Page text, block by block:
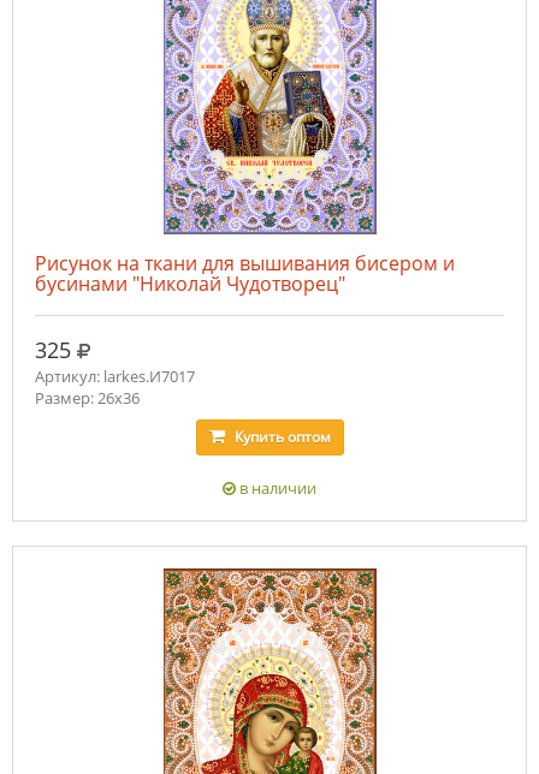
Рисунок на ткани для вышивания бисером и
бусинами "Николай Чудотворец"
325 руб.
Артикул: larkes.И7017
Размер: 26х36
Купитьоптом
в наличии